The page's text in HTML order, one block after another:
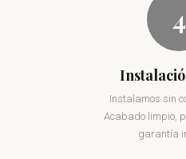
4
Instalamos sin
Acabado limpio,
garantía